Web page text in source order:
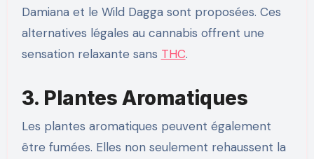
Damiana et le Wild Dagga sont proposées. Ces
alternatives légales au cannabis offrent une
sensation relaxante sans THC.
3. Plantes Aromatiques
Les plantes aromatiques peuvent également
être fumées. Elles non seulement rehaussent la